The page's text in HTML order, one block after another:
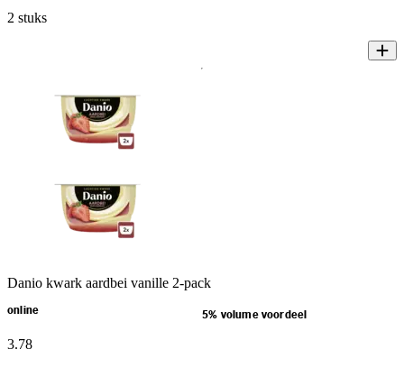
2 stuks
Danio kwark aardbei vanille 2-pack
online 5% volume voordeel
3.78